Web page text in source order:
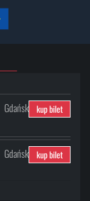
Gdańsk kup bilet
Gdańsk kup bilet